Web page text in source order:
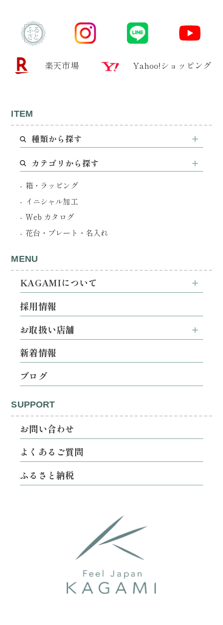
楽天市場 Yahoo!ショッピング
ITEM
種類から探す
カテゴリから探す
箱・ラッピング
イニシャル加工
Web カタログ
花台・プレート・名入れ
MENU
KAGAMIについて
採用情報
お取扱い店舗
新着情報
ブログ
SUPPORT
お問い合わせ
よくあるご質問
ふるさと納税